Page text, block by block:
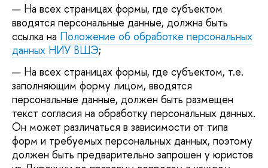
На всех страницах формы, где субъектом
вводятся персональные данные, должна быть
ссылка на Положение об обработке персональных
данных НИУ ВШЭ;
На всех страницах формы, где субъектом, т.е.
заполняющим форму лицом, вводятся
персональные данные, должен быть размещен
текст согласия на обработку персональных данных.
Он может различаться в зависимости от типа
форм и требуемых персональных данных, поэтому
должен быть предварительно запрошен у юристов